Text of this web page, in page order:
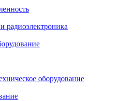
радиоэлектроника
оборудование